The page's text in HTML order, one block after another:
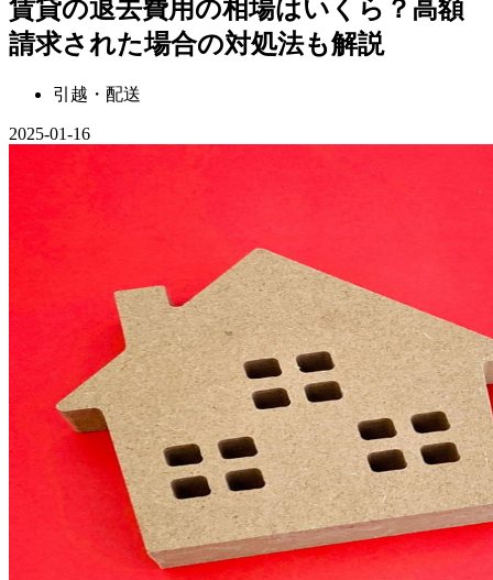
賃貸の退去費用の相場はいくら？高額
請求された場合の対処法も解説
引越・配送
2025-01-16